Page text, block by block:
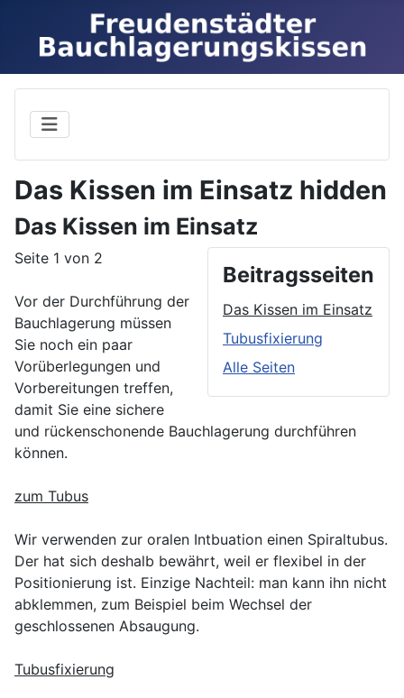
Das Kissen im Einsatz hidden
Das Kissen im Einsatz
Beitragsseiten
Das Kissen im Einsatz
Tubusfixierung
Alle Seiten
Seite 1 von 2
Vor der Durchführung der
Bauchlagerung müssen
Sie noch ein paar
Vorüberlegungen und
Vorbereitungen treffen,
damit Sie eine sichere
und rückenschonende Bauchlagerung durchführen
können.
zum Tubus
Wir verwenden zur oralen Intbuation einen Spiraltubus.
Der hat sich deshalb bewährt, weil er flexibel in der
Positionierung ist. Einzige Nachteil: man kann ihn nicht
abklemmen, zum Beispiel beim Wechsel der
geschlossenen Absaugung.
Tubusfixierung